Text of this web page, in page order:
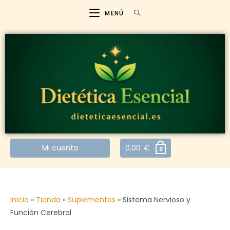
MENÚ
Mi cuenta 0.00 € 0
Inicio » Tienda » Suplementos » Sistema Nervioso y
Función Cerebral